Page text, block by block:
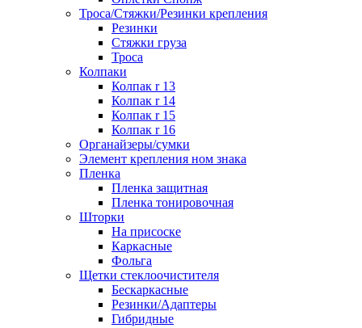
Троса/Стяжки/Резинки крепления
Резинки
Стяжки груза
Троса
Колпаки
Колпак r 13
Колпак r 14
Колпак r 15
Колпак r 16
Органайзеры/сумки
Элемент крепления ном знака
Пленка
Пленка защитная
Пленка тонировочная
Шторки
На присоске
Каркасные
Фольга
Щетки стеклоочистителя
Бескаркасные
Резинки/Адаптеры
Гибридные